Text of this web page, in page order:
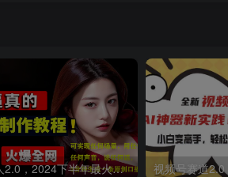
数字人2.0，2024下半年最火项目，无限免费生成视频，可实现任何场景，用任何形象，任何声音，说任何话，5分钟生成一条原创口播视频。